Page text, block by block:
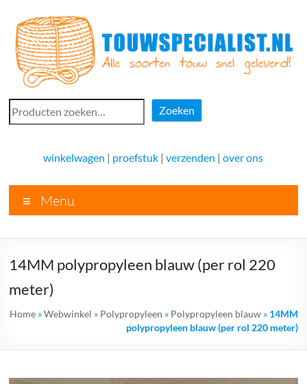
naar
inhoud
Touwspecialist.nl
voor
vele
soorten
goed
advies!
Zoeken
Zoeken
winkelwagen | proefstuk |verzenden |over ons
Menu
14MM polypropyleen blauw (per rol 220
meter)
Home»Webwinkel » Polypropyleen » Polypropyleen blauw» 14MM
polypropyleen blauw (per rol 220 meter)